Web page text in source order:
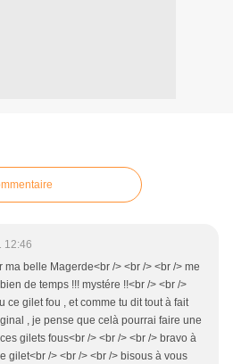
12:46
ma belle Magerde<br /> <br /> <br /> me
de temps !!! mystére !!<br /> <br />
ce gilet fou , et comme tu dit tout à fait
, je pense que celà pourrai faire une
gilets fous<br /> <br /> <br /> bravo à
gilet<br /> <br /> <br /> bisous à vous